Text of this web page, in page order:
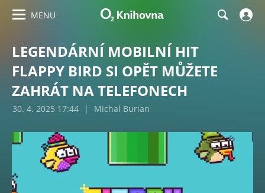
MENU
LEGENDÁRNÍ MOBILNÍ HIT
FLAPPY BIRD SI OPĚT MŮŽETE
ZAHRÁT NA TELEFONECH
30. 4. 2025 17:44 | Michal Burian